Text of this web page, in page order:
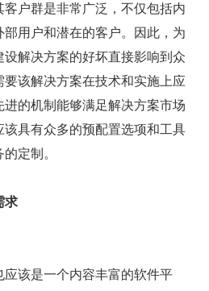
户群是非常广泛，不仅包括内
用户和潜在的客户。因此，为
解决方案的好坏直接影响到众
该解决方案在技术和实施上应
的机制能够满足解决方案市场
该具有众多的预配置选项和工具
定制。
求
该是一个内容丰富的软件平